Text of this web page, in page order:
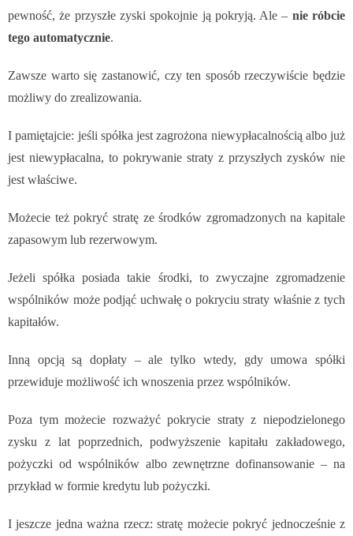
pewność, że przyszłe zyski spokojnie ją pokryją. Ale – nie róbcie
tego automatycznie.
Zawsze warto się zastanowić, czy ten sposób rzeczywiście będzie
możliwy do zrealizowania.
I pamiętajcie: jeśli spółka jest zagrożona niewypłacalnością albo już
jest niewypłacalna, to pokrywanie straty z przyszłych zysków nie
jest właściwe.
Możecie też pokryć stratę ze środków zgromadzonych na kapitale
zapasowym lub rezerwowym.
Jeżeli spółka posiada takie środki, to zwyczajne zgromadzenie
wspólników może podjąć uchwałę o pokryciu straty właśnie z tych
kapitałów.
Inną opcją są dopłaty – ale tylko wtedy, gdy umowa spółki
przewiduje możliwość ich wnoszenia przez wspólników.
Poza tym możecie rozważyć pokrycie straty z niepodzielonego
zysku z lat poprzednich, podwyższenie kapitału zakładowego,
pożyczki od wspólników albo zewnętrzne dofinansowanie – na
przykład w formie kredytu lub pożyczki.
I jeszcze jedna ważna rzecz: stratę możecie pokryć jednocześnie z